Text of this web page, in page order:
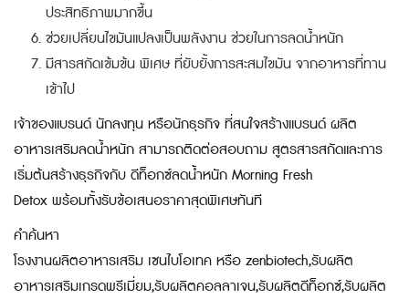
ประสิทธิภาพมากขึ้น
ช่วยเปลี่ยนไขมันแปลงเป็นพลังงาน ช่วยในการลดน้ำหนัก
มีสารสกัดเข้มข้น พิเศษ ที่ยับยั้งการสะสมไขมัน จากอาหารที่ทาน
เข้าไป
เจ้าของแบรนด์ นักลงทุน หรือนักธุรกิจ ที่สนใจสร้างแบรนด์ ผลิต
อาหารเสริมลดน้ำหนัก สามารถติดต่อสอบถาม สูตรสารสกัดและการ
เริ่มต้นสร้างธุรกิจกับ ดีท็อกซ์ลดน้ำหนััก Morning Fresh
Detox พร้อมทั้งรับข้อเสนอราคาสุดพิเศษทันที
คำค้นหา
โรงงานผลิตอาหารเสริม เซนไบโอเทค หรือ zenbiotech,รับผลิต
อาหารเสริมเกรดพรีเมี่ยม,รับผลิตคอลลาเจน,รับผลิตดีท็อกซ์,รับผลิต